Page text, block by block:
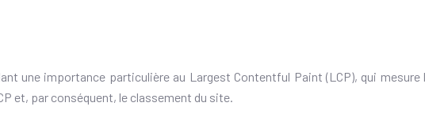
une importance particulière au Largest Contentful Paint (LCP), qui
et, par conséquent, le classement du site.